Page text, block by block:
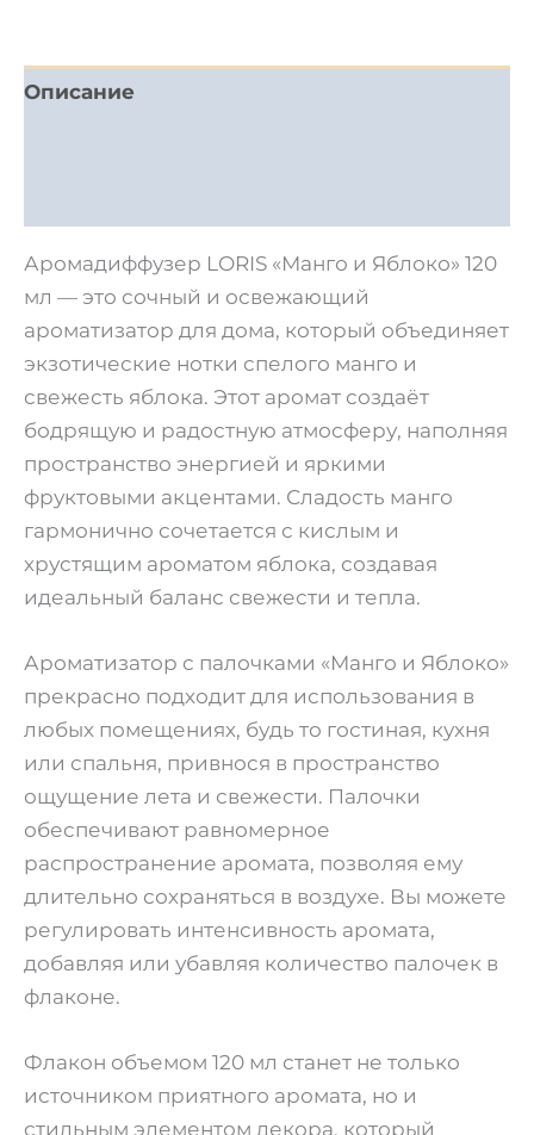
Описание
Аромадиффузер LORIS «Манго и Яблоко» 120
мл — это сочный и освежающий
ароматизатор для дома, который объединяет
экзотические нотки спелого манго и
свежесть яблока. Этот аромат создаёт
бодрящую и радостную атмосферу, наполняя
пространство энергией и яркими
фруктовыми акцентами. Сладость манго
гармонично сочетается с кислым и
хрустящим ароматом яблока, создавая
идеальный баланс свежести и тепла.
Ароматизатор с палочками «Манго и Яблоко»
прекрасно подходит для использования в
любых помещениях, будь то гостиная, кухня
или спальня, привнося в пространство
ощущение лета и свежести. Палочки
обеспечивают равномерное
распространение аромата, позволяя ему
длительно сохраняться в воздухе. Вы можете
регулировать интенсивность аромата,
добавляя или убавляя количество палочек в
флаконе.
Флакон объемом 120 мл станет не только
источником приятного аромата, но и
стильным элементом декора, который